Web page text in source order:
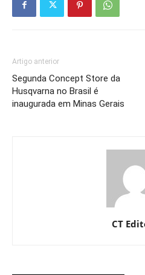
Artigo anterior
Segunda Concept Store da
Husqvarna no Brasil é
inaugurada em Minas Gerais
CT